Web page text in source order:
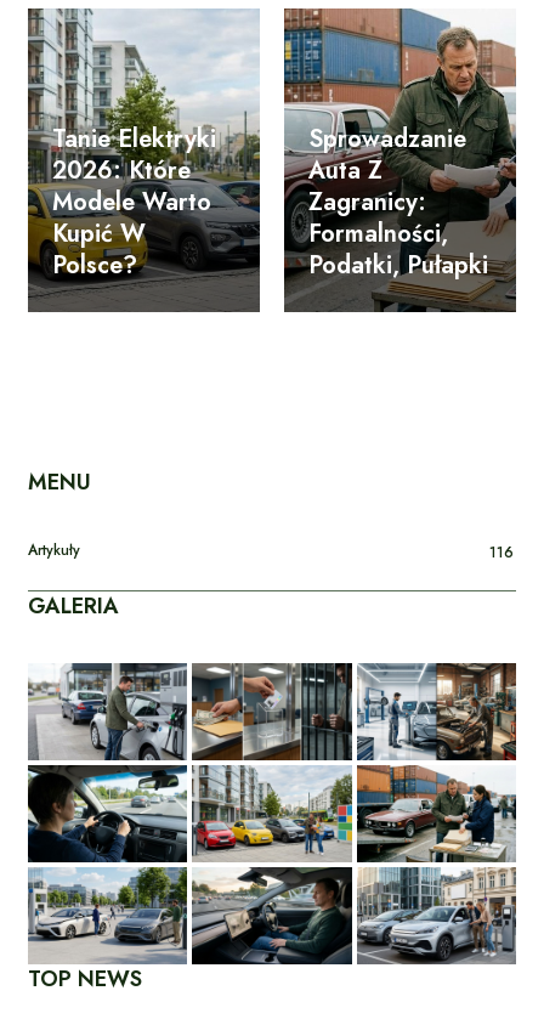
Tanie Elektryki
2026: Które
Modele Warto
Kupić W
Polsce?
Sprowadzanie
Auta Z
Zagranicy:
Formalności,
Podatki, Pułapki
MENU
Artykuły 116
GALERIA
TOP NEWS